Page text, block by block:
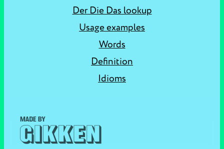
Der Die Das lookup
Usage examples
Words
Definition
Idioms